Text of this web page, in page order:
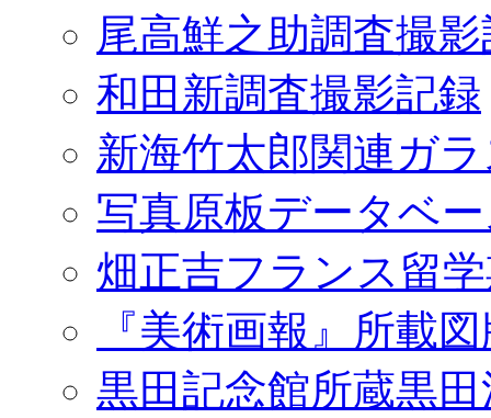
尾高鮮之助調査撮
和田新調査撮影記録
新海竹太郎関連ガ
写真原板データベ
畑正吉フランス留
『美術画報』所載
黒田記念館所蔵黒